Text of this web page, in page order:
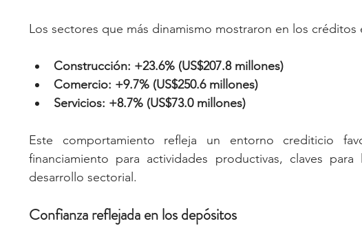
Los sectores que más dinamismo mostraron en los créditos
Construcción: +23.6% (US$207.8 millones)
Comercio: +9.7% (US$250.6 millones)
Servicios: +8.7% (US$73.0 millones)
Este comportamiento refleja un entorno crediticio
financiamiento para actividades productivas, claves
desarrollo sectorial.
Confianza reflejada en los depósitos